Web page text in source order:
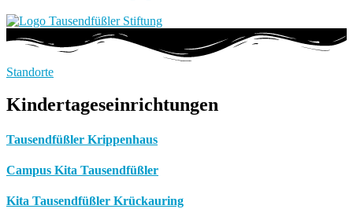
Standorte
Kindertageseinrichtungen
Tausendfüßler Krippenhaus
Campus Kita Tausendfüßler
Kita Tausendfüßler Krückauring